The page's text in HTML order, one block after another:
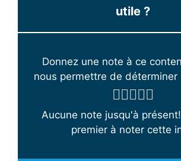
utile ?
Donnez une note à ce
nous permettre de déterminer
Aucune note jusqu'à
premier à noter cette